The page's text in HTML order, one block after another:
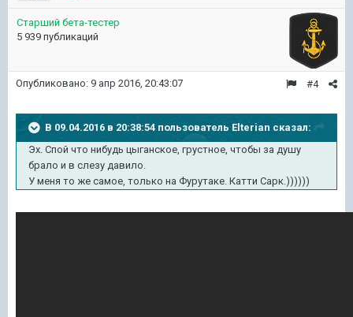
Старший бета-тестер
5 939 публикаций
#4
Опубликовано: 9 апр 2016, 20:43:07
В 09.04.2016 в 20:38:54 пользователь Elterian сказал:
Эх. Спой что нибудь цыганское, грустное, чтобы за душу
брало и в слезу давило.
У меня то же самое, только на Фурутаке. Катти Сарк.))))))